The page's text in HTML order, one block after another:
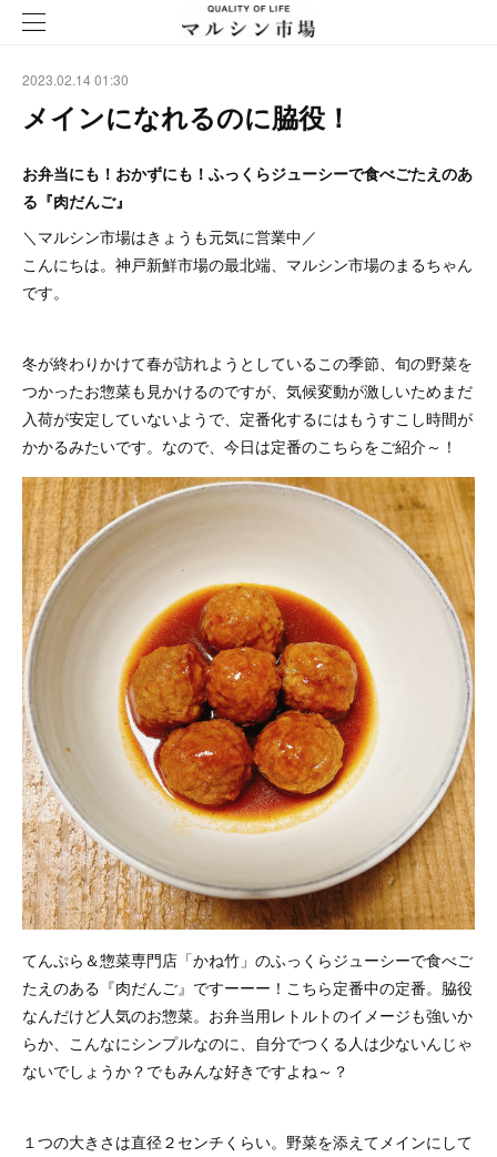
2023.02.14 01:30
メインになれるのに脇役！
お弁当にも！おかずにも！ふっくらジューシーで食べごたえのあ
る『肉だんご』
＼マルシン市場はきょうも元気に営業中／
こんにちは。神戸新鮮市場の最北端、マルシン市場のまるちゃん
です。
冬が終わりかけて春が訪れようとしているこの季節、旬の野菜を
つかったお惣菜も見かけるのですが、気候変動が激しいためまだ
入荷が安定していないようで、定番化するにはもうすこし時間が
かかるみたいです。なので、今日は定番のこちらをご紹介～！
てんぷら＆惣菜専門店「かね竹」のふっくらジューシーで食べご
たえのある『肉だんご』ですーーー！こちら定番中の定番。脇役
なんだけど人気のお惣菜。お弁当用レトルトのイメージも強いか
らか、こんなにシンプルなのに、自分でつくる人は少ないんじゃ
ないでしょうか？でもみんな好きですよね～？
１つの大きさは直径２センチくらい。野菜を添えてメインにして